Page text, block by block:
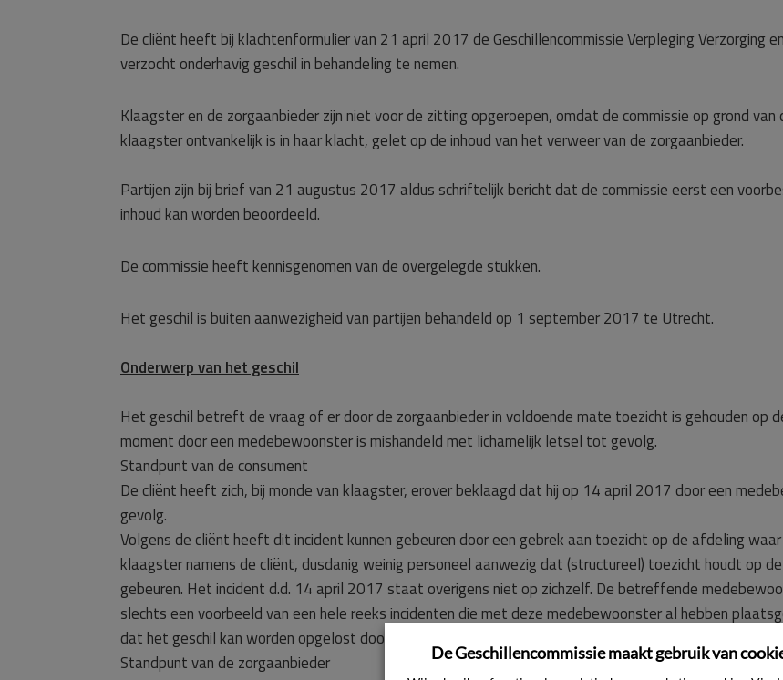
De cliënt heeft bij klachtenformulier van 21 april 2017 de Geschillencommissie Verpleging Verzorging
verzocht onderhavig geschil in behandeling te nemen.
Klaagster en de zorgaanbieder zijn niet voor de zitting opgeroepen, omdat de commissie op grond
klaagster ontvankelijk is in haar klacht, gelet op de inhoud van het verweer van de zorgaanbieder.
Partijen zijn bij brief van 21 augustus 2017 aldus schriftelijk bericht dat de commissie eerst een
inhoud kan worden beoordeeld.
De commissie heeft kennisgenomen van de overgelegde stukken.
Het geschil is buiten aanwezigheid van partijen behandeld op 1 september 2017 te Utrecht.
Onderwerp van het geschil
Het geschil betreft de vraag of er door de zorgaanbieder in voldoende mate toezicht is gehouden op
moment door een medebewoonster is mishandeld met lichamelijk letsel tot gevolg.
Standpunt van de consument
De cliënt heeft zich, bij monde van klaagster, erover beklaagd dat hij op 14 april 2017 door een
gevolg.
Volgens de cliënt heeft dit incident kunnen gebeuren door een gebrek aan toezicht op de afdeling
klaagster namens de cliënt, dusdanig weinig personeel aanwezig dat (structureel) toezicht houdt op
gebeuren. Het incident d.d. 14 april 2017 staat overigens niet op zichzelf. De betreffende
slechts een voorbeeld van een hele reeks incidenten die met deze medebewoonster al hebben
dat het geschil kan worden opgelost door deze agressieve medebewoonster over te plaatsen naar
Standpunt van de zorgaanbieder
De Geschillencommissie maakt gebruik van